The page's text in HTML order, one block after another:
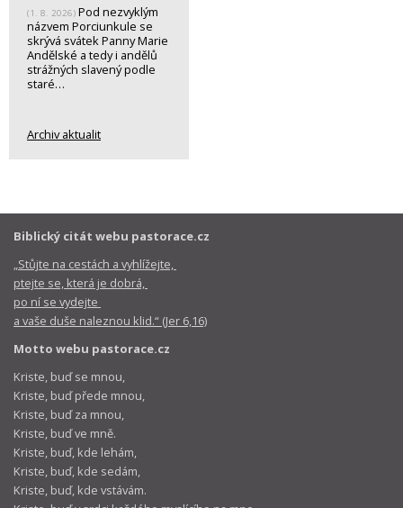
(1. 8. 2026) Pod nezvyklým
názvem Porciunkule se
skrývá svátek Panny Marie
Andělské a tedy i andělů
strážných slavený podle
staré…
Archiv aktualit
Biblický citát webu pastorace.cz
„Stůjte na cestách a vyhlížejte,
ptejte se, která je dobrá,
po ní se vydejte
a vaše duše naleznou klid.“ (Jer 6,16)
Motto webu pastorace.cz
Kriste, buď se mnou,
Kriste, buď přede mnou,
Kriste, buď za mnou,
Kriste, buď ve mně.
Kriste, buď, kde lehám,
Kriste, buď, kde sedám,
Kriste, buď, kde vstávám.